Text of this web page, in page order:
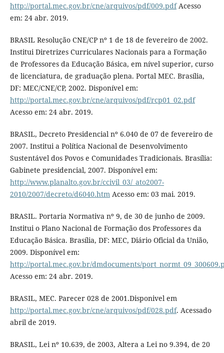
http://portal.mec.gov.br/cne/arquivos/pdf/009.pdfAcesso
em: 24 abr. 2019.
BRASIL Resolução CNE/CP nº 1 de 18 de fevereiro de 2002.
Institui Diretrizes Curriculares Nacionais para a Formação
de Professores da Educação Básica, em nível superior, curso
de licenciatura, de graduação plena. Portal MEC. Brasília,
DF: MEC/CNE/CP, 2002. Disponível em:
http://portal.mec.gov.br/cne/arquivos/pdf/rcp01_02.pdf
Acesso em: 24 abr. 2019.
BRASIL, Decreto Presidencial nº 6.040 de 07 de fevereiro de
2007. Institui a Política Nacional de Desenvolvimento
Sustentável dos Povos e Comunidades Tradicionais. Brasília:
Gabinete presidencial, 2007. Disponível em:
http://www.planalto.gov.br/ccivil_03/_ato2007-
2010/2007/decreto/d6040.htmAcesso em: 03 mai. 2019.
BRASIL. Portaria Normativa nº 9, de 30 de junho de 2009.
Institui o Plano Nacional de Formação dos Professores da
Educação Básica. Brasília, DF: MEC, Diário Oficial da União,
2009. Disponível em:
http://portal.mec.gov.br/dmdocuments/
Acesso em: 24 abr. 2019.
BRASIL, MEC. Parecer 028 de 2001.Disponivel em
http://portal.mec.gov.br/cne/arquivos/pdf/028.pdf. Acessado
abril de 2019.
BRASIL, Lei nº 10.639, de 2003, Altera a Lei no 9.394, de 20